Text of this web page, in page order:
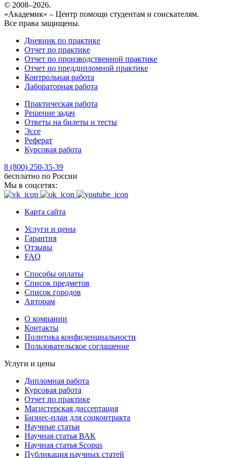
© 2008–2026.
«Академик» – Центр помощи студентам и соискателям.
Все права защищены.
Дневник по практике
Отчет по практике
Отчет по производственной практике
Отчет по преддипломной практике
Контрольная работа
Лабораторная работа
Практическая работа
Решение задач
Ответы на билеты и тесты
Эссе
Реферат
Курсовая работа
8 (800) 250-35-39
бесплатно по России
Мы в соцсетях:
Карта сайта
Услуги и цены
Гарантия
Отзывы
FAQ
Способы оплаты
Список предметов
Список городов
Авторам
О компании
Контакты
Политика конфиденциальности
Пользовательское соглашение
Услуги и цены
Дипломная работа
Курсовая работа
Отчет по практике
Магистерская диссертация
Бизнес-план для соцконтракта
Научные статьи
Научная статья ВАК
Научная статья Scopus
Публикация научных статей